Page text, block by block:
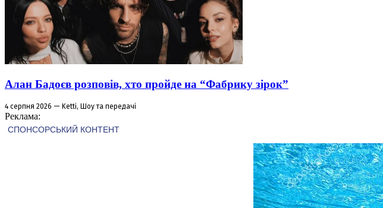
Алан Бадоєв розповів, хто пройде на “Фабрику зірок”
4 серпня 2026 — Ketti, Шоу та передачі
Реклама: